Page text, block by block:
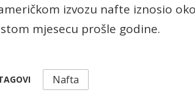
izvozu nafte iznosio
mjesecu prošle godine.
Nafta